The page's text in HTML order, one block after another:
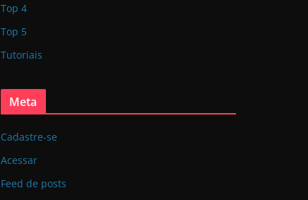
Top 4
Top 5
Tutoriais
Meta
Cadastre-se
Acessar
Feed de posts